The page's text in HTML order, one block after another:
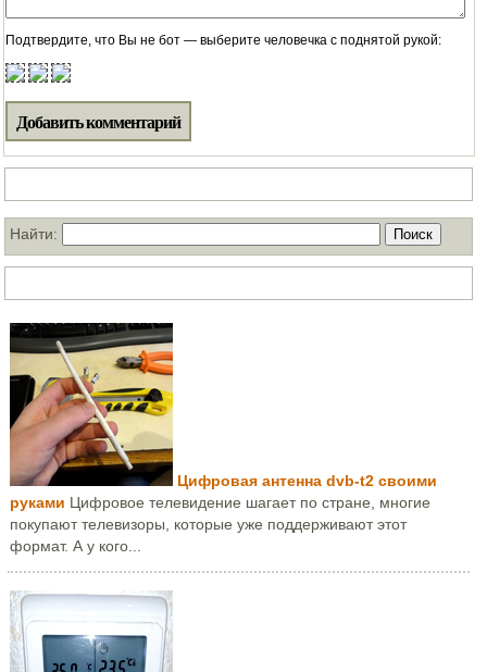
Подтвердите, что Вы не бот — выберите человечка с поднятой рукой:
Найти:
Цифровая антенна dvb-t2 своими
руками Цифровое телевидение шагает по стране, многие
покупают телевизоры, которые уже поддерживают этот
формат. А у кого...